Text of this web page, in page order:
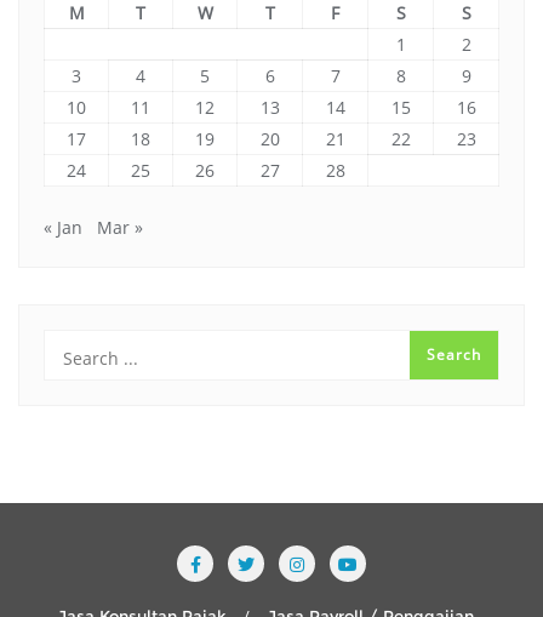
M T W T F S
S
1
2
3
4 5 6 7 8
9
10
11 12 13 14 15
16
17
18 19 20 21 22
23
24
25 26 27 28
« Jan Mar »